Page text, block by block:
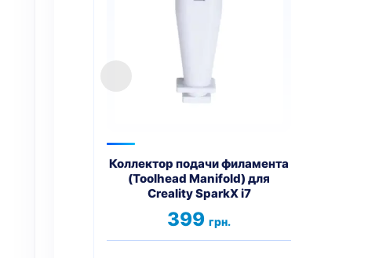
Коллектор подачи филамента
(Toolhead Manifold) для
Creality SparkX i7
399грн.